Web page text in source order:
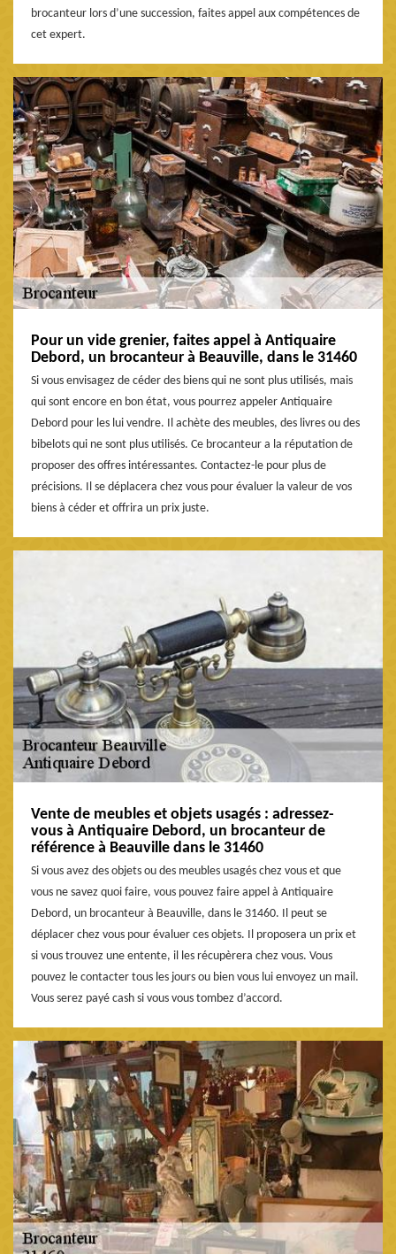
brocanteur lors d’une succession, faites appel aux compétences de
cet expert.
Pour un vide grenier, faites appel à Antiquaire
Debord, un brocanteur à Beauville, dans le 31460
Si vous envisagez de céder des biens qui ne sont plus utilisés, mais
qui sont encore en bon état, vous pourrez appeler Antiquaire
Debord pour les lui vendre. Il achète des meubles, des livres ou des
bibelots qui ne sont plus utilisés. Ce brocanteur a la réputation de
proposer des offres intéressantes. Contactez-le pour plus de
précisions. Il se déplacera chez vous pour évaluer la valeur de vos
biens à céder et offrira un prix juste.
Vente de meubles et objets usagés : adressez-
vous à Antiquaire Debord, un brocanteur de
référence à Beauville dans le 31460
Si vous avez des objets ou des meubles usagés chez vous et que
vous ne savez quoi faire, vous pouvez faire appel à Antiquaire
Debord, un brocanteur à Beauville, dans le 31460. Il peut se
déplacer chez vous pour évaluer ces objets. Il proposera un prix et
si vous trouvez une entente, il les récupèrera chez vous. Vous
pouvez le contacter tous les jours ou bien vous lui envoyez un mail.
Vous serez payé cash si vous vous tombez d’accord.